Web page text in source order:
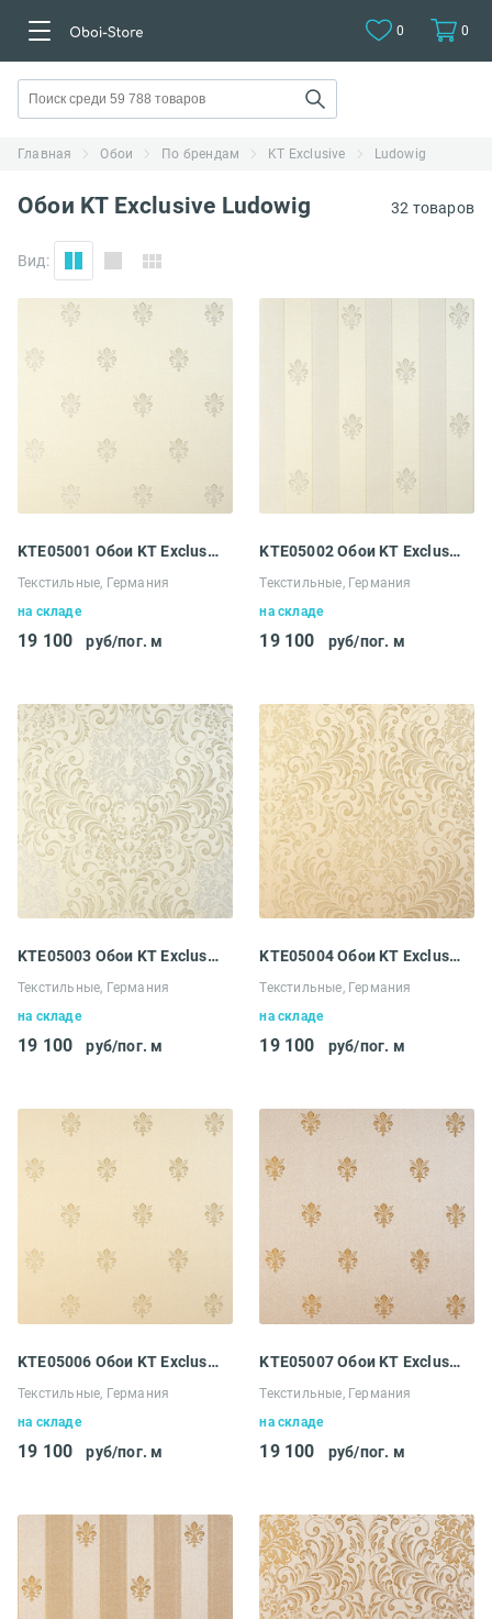
0 0
Главная Обои По брендам KT Exclusive Ludowig
Обои KT Exclusive Ludowig 32 товаров
Вид:
KTE05001 Обои KT Exclusive Ludowig
Текстильные, Германия
на складе
19 100 руб/пог. м
KTE05002 Обои KT Exclusive Ludowig
Текстильные, Германия
на складе
19 100 руб/пог. м
KTE05003 Обои KT Exclusive Ludowig
Текстильные, Германия
на складе
19 100 руб/пог. м
KTE05004 Обои KT Exclusive Ludowig
Текстильные, Германия
на складе
19 100 руб/пог. м
KTE05006 Обои KT Exclusive Ludowig
Текстильные, Германия
на складе
19 100 руб/пог. м
KTE05007 Обои KT Exclusive Ludowig
Текстильные, Германия
на складе
19 100 руб/пог. м